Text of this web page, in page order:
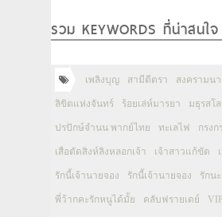
รวม KEYWORDS ที่น่าสนใจ
เพลิงบุญ สามีตีตรา สงครามน
ลิขิตแห่งจันทร์ ร้อยเล่ห์มารยา มธุรสโ
ปรปักษ์จำนน พากย์ไทย ทะเลไฟ กรงก
เสือตัดสิงห์ลิงหลอกเจ้า เจ้าสาวแก้ขัด
รักนี้เจ้านายจอง รักนี้เจ้านายจอง รักน
พี่ว้ากคะรักหนูได้มั้ย คลับฟรายเดย์